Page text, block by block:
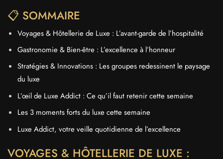
📋 SOMMAIRE
Voyages & Hôtellerie de Luxe : L’avant-garde de l’hospitalité
Gastronomie & Bien-être : L’excellence à l’honneur
Stratégies & Innovations : Les groupes redessinent le paysage
du luxe
L’œil de Luxe Addict : Ce qu’il faut retenir cette semaine
Les 3 moments forts du luxe cette semaine
Luxe Addict, votre veille quotidienne de l’excellence
VOYAGES & HÔTELLERIE DE LUXE :